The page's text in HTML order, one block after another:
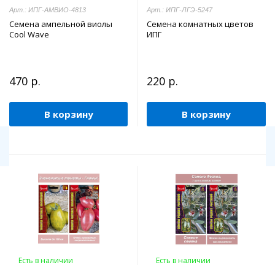
Арт.: ИПГ-АМВИО-4813
Семена ампельной виолы
Cool Wave
470 р.
В корзину
Арт.: ИПГ-ЛГЭ-5247
Семена комнатных цветов
ИПГ
220 р.
В корзину
Есть в наличии Есть в наличии